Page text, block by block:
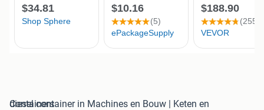
diesel container in Machines en Bouw | Keten en Containers